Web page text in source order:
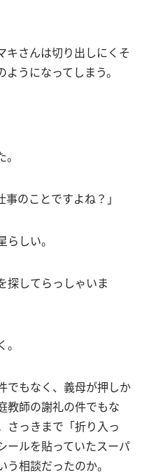
キさんは切り出しにくそ
うになってしまう。
事のことですよね？」
しい。
探してらっしゃいま
でもなく、義母が押しか
教師の謝礼の件でもな
さっきまで「折り入っ
ールを貼っていたスーパ
相談だったのか。